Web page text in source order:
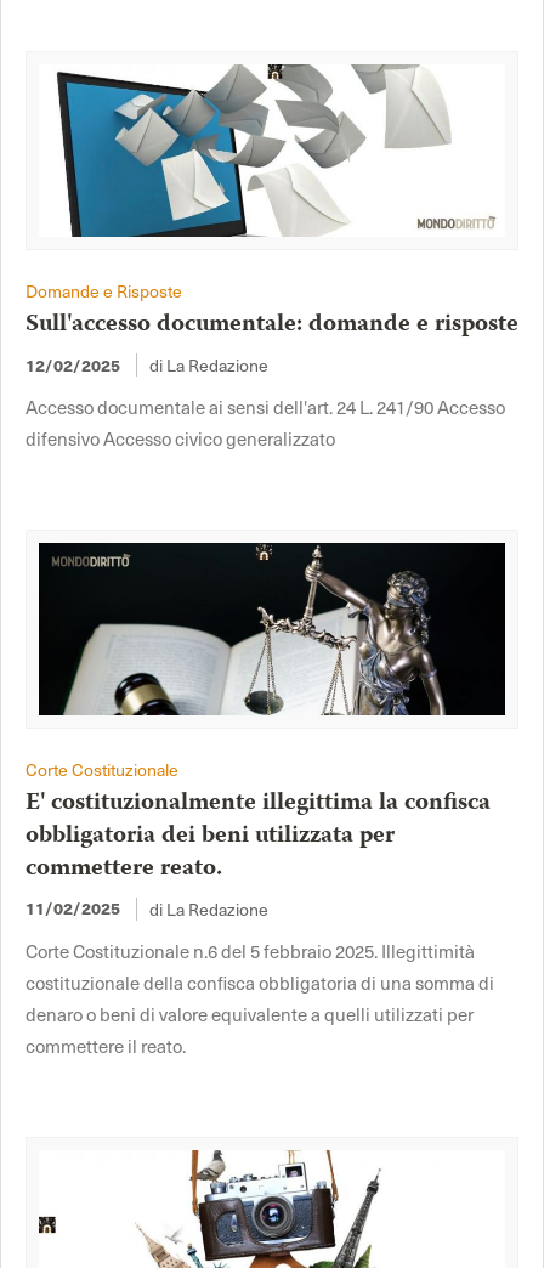
Domande e Risposte
Sull'accesso documentale: domande e risposte
12/02/2025 di La Redazione
Accesso documentale ai sensi dell'art. 24 L. 241/90 Accesso
difensivo Accesso civico generalizzato
Corte Costituzionale
E' costituzionalmente illegittima la confisca
obbligatoria dei beni utilizzata per
commettere reato.
11/02/2025 di La Redazione
Corte Costituzionale n.6 del 5 febbraio 2025. Illegittimità
costituzionale della confisca obbligatoria di una somma di
denaro o beni di valore equivalente a quelli utilizzati per
commettere il reato.